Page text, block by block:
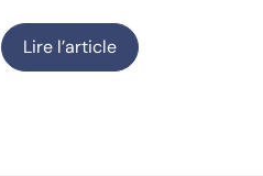
Lire l’article